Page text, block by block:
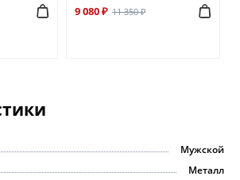
9 080 ₽ 11 350 ₽
Мужской
Металл